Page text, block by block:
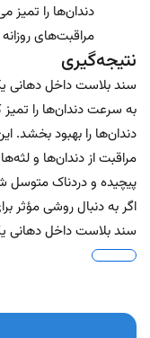
دندان‌ها را تمیز
مراقبت‌های
نتیجه‌گیری
سند بلاست داخل دهانی
به سرعت دندان‌ها را تمیز
دندان‌ها را بهبود بخشد.
مراقبت از دندان‌ها و
پیچیده و دردناک متوسل
اگر به دنبال روشی مؤثر
سند بلاست داخل دهانی